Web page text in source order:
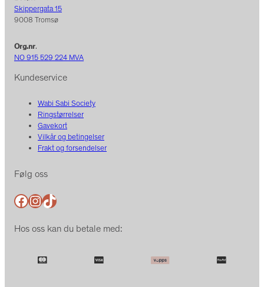
Skippergata 15
9008 Tromsø
Org.nr.
NO 915 529 224 MVA
Kundeservice
Wabi Sabi Society
Ringstørrelser
Gavekort
Vilkår og betingelser
Frakt og forsendelser
Følg oss
Facebook Instagram TikTok
Hos oss kan du betale med: